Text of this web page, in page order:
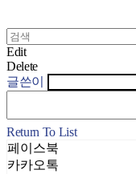
Edit
Delete
글쓴이
Return To List
페이스북
카카오톡